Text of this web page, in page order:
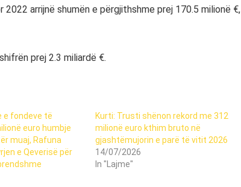
arrijnë shumën e përgjithshme prej 170.5 milionë €,
prej 2.3 miliardë €.
e fondeve të
euro humbje
muaj, Rafuna
e Qeverisë për
Kurti: Trusti shënon rekord me 312
milionë euro kthim bruto në
gjashtëmujorin e parë të vitit 2026
14/07/2026
In "Lajme"